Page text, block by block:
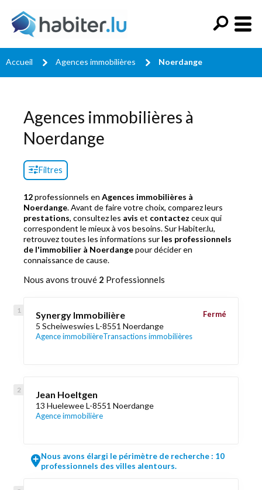
Accueil Agences immobilières Noerdange
Agences immobilières à
Noerdange
Filtres
12professionnels en Agences immobilières à
Noerdange. Avant de faire votre choix, comparez leurs
prestations, consultez les avis et contactez ceux qui
correspondent le mieux à vos besoins. Sur Habiter.lu,
retrouvez toutes les informations sur les professionnels
de l'immobilier à Noerdangepour décider en
connaissance de cause.
Nous avons trouvé 2 Professionnels
Synergy Immobilière
5 Scheiweswies L-8551 Noerdange
Agence immobilièreTransactions immobilières
Fermé
Jean Hoeltgen
13 Huelewee L-8551 Noerdange
Agence immobilière
Nous avons élargi le périmètre de recherche : 10
professionnels des villes alentours.